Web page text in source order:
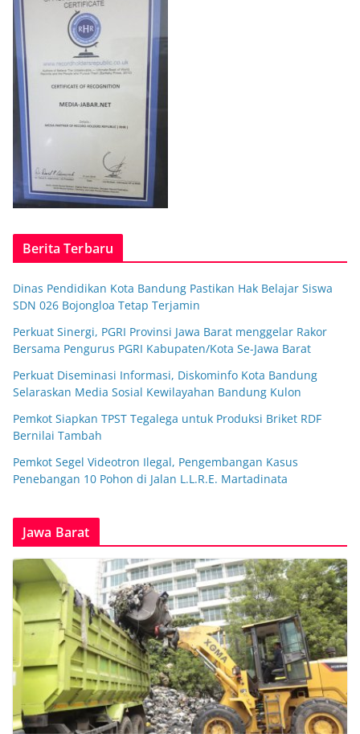
Berita Terbaru
Dinas Pendidikan Kota Bandung Pastikan Hak Belajar Siswa
SDN 026 Bojongloa Tetap Terjamin
Perkuat Sinergi, PGRI Provinsi Jawa Barat menggelar Rakor
Bersama Pengurus PGRI Kabupaten/Kota Se-Jawa Barat
Perkuat Diseminasi Informasi, Diskominfo Kota Bandung
Selaraskan Media Sosial Kewilayahan Bandung Kulon
Pemkot Siapkan TPST Tegalega untuk Produksi Briket RDF
Bernilai Tambah
Pemkot Segel Videotron Ilegal, Pengembangan Kasus
Penebangan 10 Pohon di Jalan L.L.R.E. Martadinata
Jawa Barat